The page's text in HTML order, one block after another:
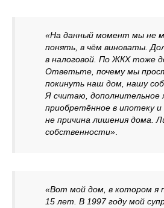
«На данный момент мы не
понять, в чём виноваты.
в налоговой. По ЖКХ тоже
Ответьте, почему мы
покинуть наш дом, нашу
Я считаю, дополнительное
приобретённое в ипотеку
не причина лишения дома.
собственности»
«Вот мой дом, в котором я
15 лет. В 1997 году мой